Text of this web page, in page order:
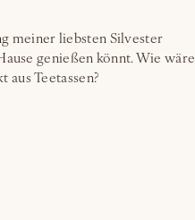
meiner liebsten Silvester
genießen könnt. Wie wäre
Teetassen?